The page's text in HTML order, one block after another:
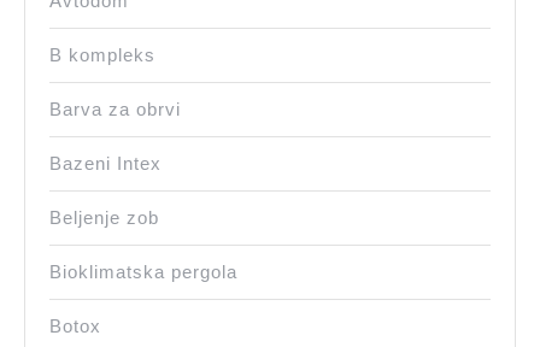
B kompleks
Barva za obrvi
Bazeni Intex
Beljenje zob
Bioklimatska pergola
Botox